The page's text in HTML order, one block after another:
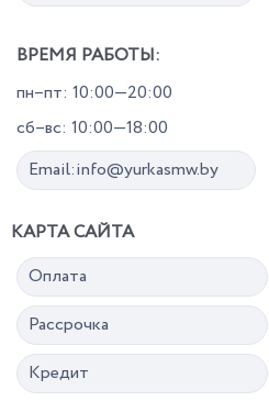
ВРЕМЯ РАБОТЫ:
пн–пт: 10:00—20:00
сб–вс: 10:00—18:00
Email:info@yurkasmw.by
КАРТА САЙТА
Оплата
Рассрочка
Кредит